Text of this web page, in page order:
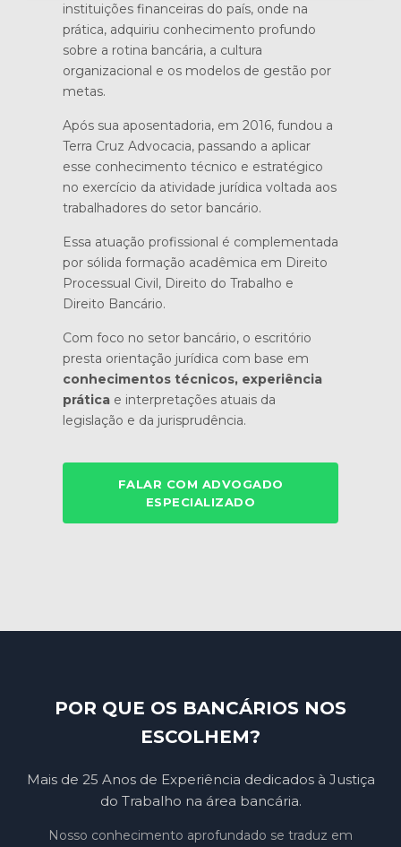
instituições financeiras do país, onde na
prática, adquiriu conhecimento profundo
sobre a rotina bancária, a cultura
organizacional e os modelos de gestão por
metas.
Após sua aposentadoria, em 2016, fundou a
Terra Cruz Advocacia, passando a aplicar
esse conhecimento técnico e estratégico
no exercício da atividade jurídica voltada aos
trabalhadores do setor bancário.
Essa atuação profissional é complementada
por sólida formação acadêmica em Direito
Processual Civil, Direito do Trabalho e
Direito Bancário.
Com foco no setor bancário, o escritório
presta orientação jurídica com base em
conhecimentos técnicos, experiência
prática e interpretações atuais da
legislação e da jurisprudência.
FALAR COM ADVOGADO
ESPECIALIZADO
POR QUE OS BANCÁRIOS NOS
ESCOLHEM?
Mais de 25 Anos de Experiência dedicados à Justiça
do Trabalho na área bancária.
Nosso conhecimento aprofundado se traduz em